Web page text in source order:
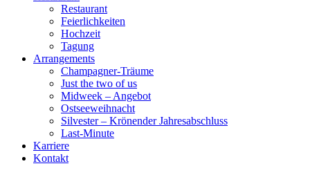
Restaurant
Feierlichkeiten
Hochzeit
Tagung
Arrangements
Champagner-Träume
Just the two of us
Midweek – Angebot
Ostseeweihnacht
Silvester – Krönender Jahresabschluss
Last-Minute
Karriere
Kontakt